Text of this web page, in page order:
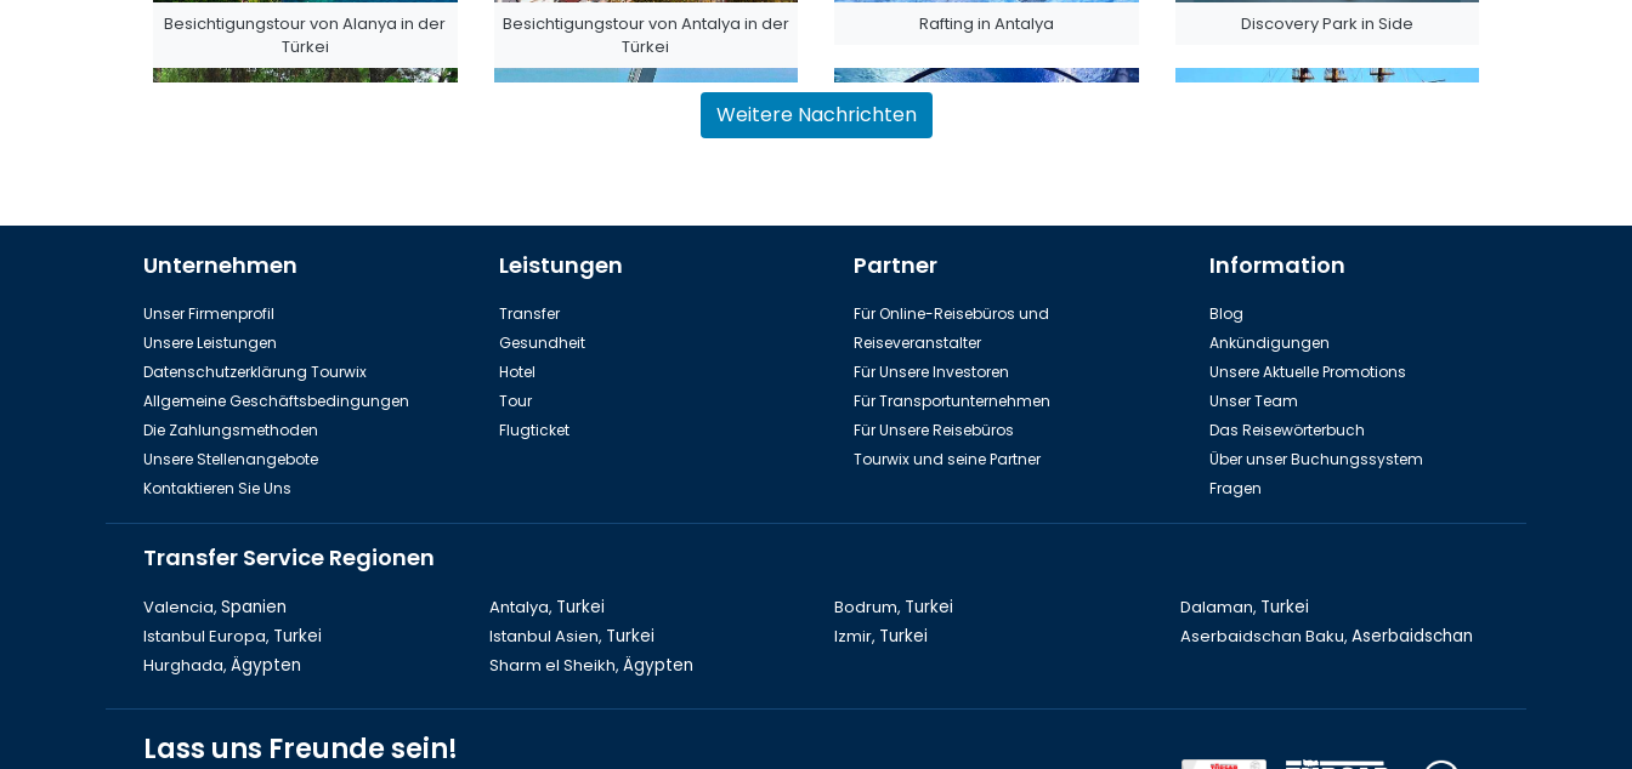
Besichtigungstour von Alanya in der
Türkei
Besichtigungstour von Antalya in der
Türkei
Rafting in Antalya Discovery Park in Side
Dinopark in Kemer
Seilbahn zur Spitze des Tahtali-
Aquarium in Stadt Antalya Yacht Tour (Gruppe)
Insel Rhodos Kos Insel Bodrum Festung Individuelles Angeln
Ephesus Pamukkale (Tagesausflug)
Weitere Nachrichten
Unternehmen
Unser Firmenprofil
Unsere Leistungen
Datenschutzerklärung Tourwix
Allgemeine Geschäftsbedingungen
Die Zahlungsmethoden
Unsere Stellenangebote
Kontaktieren Sie Uns
Leistungen
Transfer
Gesundheit
Hotel
Tour
Flugticket
Partner
Für Online-Reisebüros und
Reiseveranstalter
Für Unsere Investoren
Für Transportunternehmen
Für Unsere Reisebüros
Tourwix und seine Partner
Information
Blog
Ankündigungen
Unsere Aktuelle Promotions
Unser Team
Das Reisewörterbuch
Über unser Buchungssystem
Fragen
Transfer Service Regionen
Valencia, Spanien Antalya, Turkei Bodrum, Turkei Dalaman, Turkei
Istanbul Europa, Turkei Istanbul Asien, Turkei Izmir, Turkei Aserbaidschan Baku, Aserbaidschan
Hurghada, Ägypten Sharm el Sheikh, Ägypten
Lass uns Freunde sein!